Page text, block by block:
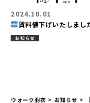
賃料値下げいたしまし
【空室募集中】311号室
(3DK)
2024.10.01
お知らせ
ウォーク羽衣 > お知らせ >